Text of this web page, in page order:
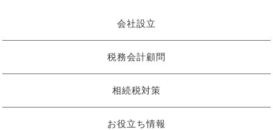
会社設立
税務会計顧問
相続税対策
お役立ち情報